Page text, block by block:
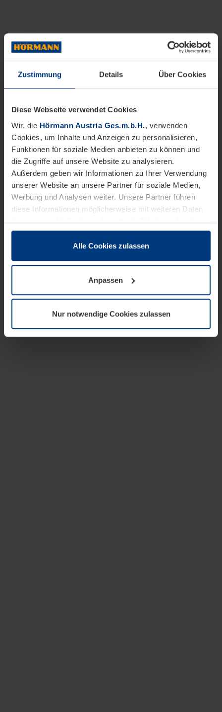
Zustimmung Details Über Cookies
Diese Webseite verwendet Cookies
Wir, die Hörmann Austria Ges.m.b.H., verwenden
Cookies, um Inhalte und Anzeigen zu personalisieren,
Funktionen für soziale Medien anbieten zu können und
die Zugriffe auf unsere Website zu analysieren.
Außerdem geben wir Informationen zu Ihrer Verwendung
unserer Website an unsere Partner für soziale Medien,
Werbung und Analysen weiter. Unsere Partner führen
diese Informationen möglicherweise mit weiteren Daten
zusammen, die Sie ihnen bereitgestellt haben oder die
sie im Rahmen Ihrer Nutzung der Dienste gesammelt
wenn diese für den Betrieb dieser Seite unbedingt
notwendig sind. Für alle anderen Cookie-Typen benötigen
wir Ihre Erlaubnis. Ihre Einwilligung können Sie jederzeit
Datenschutzerklärungunserer Website ändern oder
widerrufen.
Alle Cookies zulassen
Anpassen
Nur notwendige Cookies zulassen